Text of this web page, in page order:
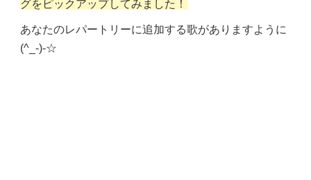
グをピックアップしてみました！
あなたのレパートリーに追加する歌がありますように
(^_-)-☆